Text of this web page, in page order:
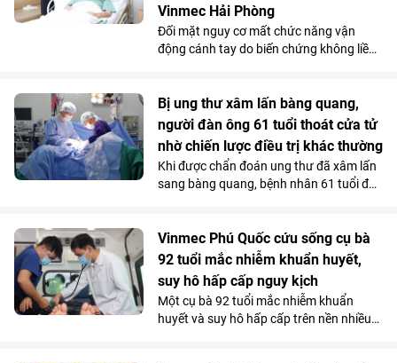
Vinmec Hải Phòng
Đối mặt nguy cơ mất chức năng vận
động cánh tay do biến chứng không liền
người Anh đã được điều trị thành công
bằng kỹ thuật thay khớp vai đảo ngược
(Reverse Shoulder Arthroplasty) - kỹ
thuật lần đầu tiên được triển khai tại
Bệnh viện Đa khoa Quốc tế Vinmec Hải
Phòng.
Bị ung thư xâm lấn bàng quang,
người đàn ông 61 tuổi thoát cửa tử
nhờ chiến lược điều trị khác thường
Khi được chẩn đoán ung thư đã xâm lấn
sang bàng quang, bệnh nhân 61 tuổi đã
chọn phẫu thuật ngay mà quyết định
điều trị theo một hướng hoàn toàn khác.
Và chính quyết định tưởng chừng trái
ngược ấy lại trở thành bước ngoặt giúp
người bệnh vượt qua “cửa tử”.
Vinmec Phú Quốc cứu sống cụ bà
92 tuổi mắc nhiễm khuẩn huyết,
suy hô hấp cấp nguy kịch
Một cụ bà 92 tuổi mắc nhiễm khuẩn
huyết và suy hô hấp cấp trên nền nhiều